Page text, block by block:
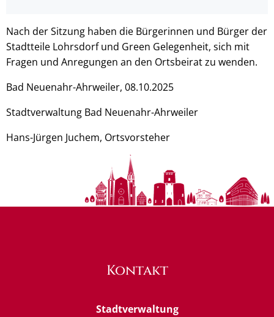
Nach der Sitzung haben die Bürgerinnen und Bürger der
Stadtteile Lohrsdorf und Green Gelegenheit, sich mit
Fragen und Anregungen an den Ortsbeirat zu wenden.
Bad Neuenahr-Ahrweiler, 08.10.2025
Stadtverwaltung Bad Neuenahr-Ahrweiler
Hans-Jürgen Juchem, Ortsvorsteher
Kontakt
Stadtverwaltung